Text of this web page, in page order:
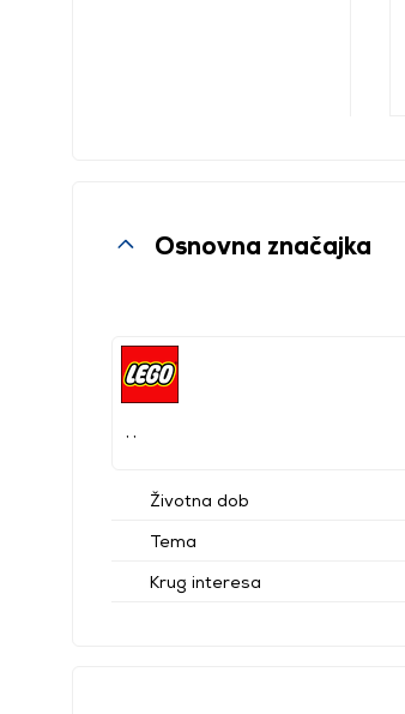
Osnovna značajka
Životna dob
Tema
Krug interesa